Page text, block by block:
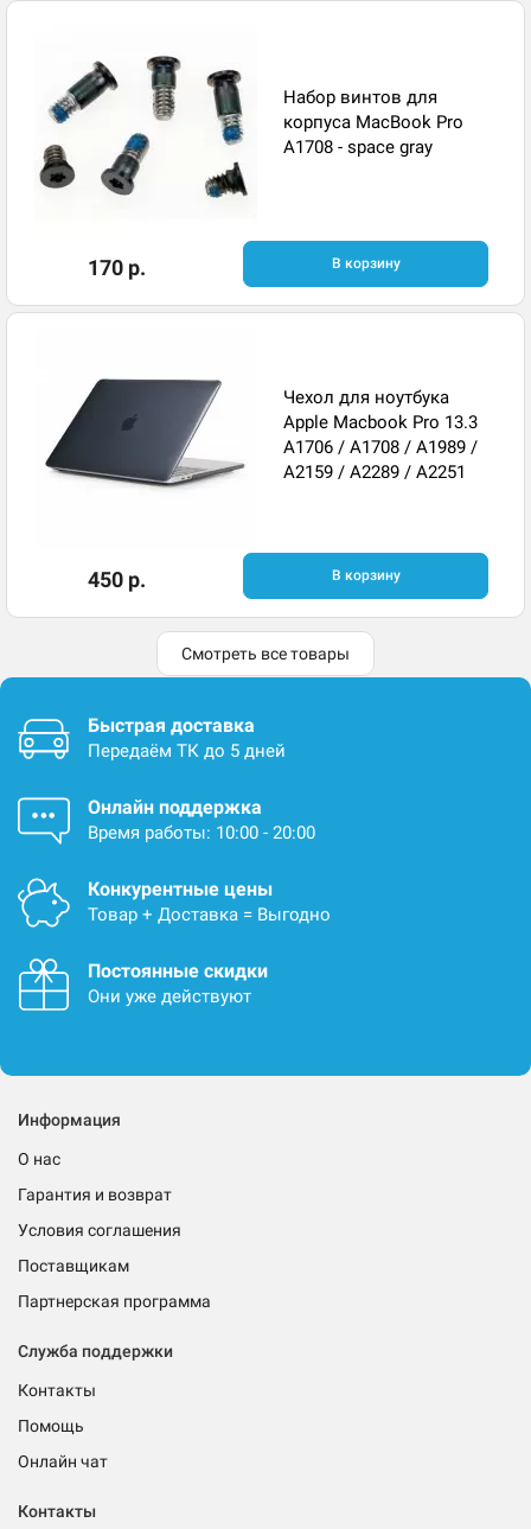
Набор винтов для
корпуса MacBook Pro
A1708 - space gray
170 р. В корзину
Чехол для ноутбука
Apple Macbook Pro 13.3
A1706 / A1708 / A1989 /
A2159 / A2289 / A2251
450 р. В корзину
Смотреть все товары
Быстрая доставка
Передаём ТК до 5 дней
Онлайн поддержка
Время работы: 10:00 - 20:00
Конкурентные цены
Товар + Доставка = Выгодно
Постоянные скидки
Они уже действуют
Информация
О нас
Гарантия и возврат
Условия соглашения
Поставщикам
Партнерская программа
Служба поддержки
Контакты
Помощь
Онлайн чат
Контакты